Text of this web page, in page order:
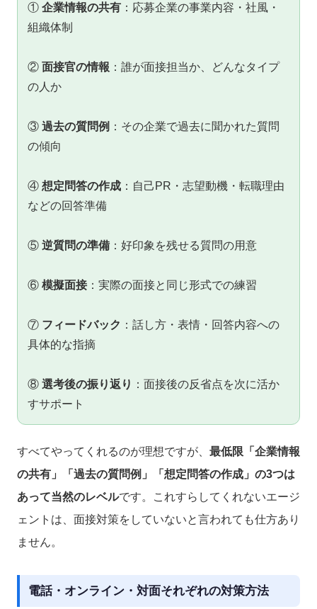
① 企業情報の共有 ：応募企業の事業内容・社風・
組織体制
② 面接官の情報 ：誰が面接担当か、どんなタイプ
の人か
③ 過去の質問例 ：その企業で過去に聞かれた質問
の傾向
④ 想定問答の作成 ：自己PR・志望動機・転職理由
などの回答準備
⑤ 逆質問の準備 ：好印象を残せる質問の用意
⑥ 模擬面接：実際の面接と同じ形式での練習
⑦ フィードバック ：話し方・表情・回答内容への
具体的な指摘
⑧ 選考後の振り返り ：面接後の反省点を次に活か
すサポート
すべてやってくれるのが理想ですが、 最低限「企業情報
の共有」「過去の質問例」「想定問答の作成」の3つは
あって当然のレベルです。これすらしてくれないエージ
ェントは、面接対策をしていないと言われても仕方あり
ません。
電話・オンライン・対面それぞれの対策方法